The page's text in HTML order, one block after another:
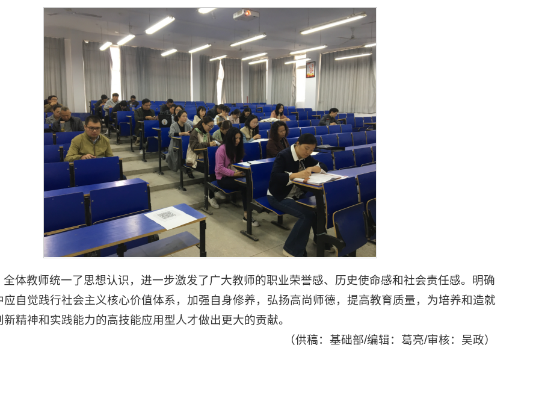
全体教师统一了思想认识，进一步激发了广大教师的职业荣誉感、历史使命感和社会责任感。明确
应自觉践行社会主义核心价值体系，加强自身修养，弘扬高尚师德，提高教育质量，为培养和造就
精神和实践能力的高技能应用型人才做出更大的贡献。
（供稿：基础部/编辑：葛亮/审核：吴政）